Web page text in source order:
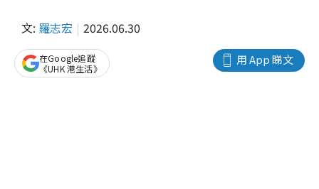
文: 羅志宏 2026.06.30
用 App 睇文
在Google追蹤
《UHK 港生活》